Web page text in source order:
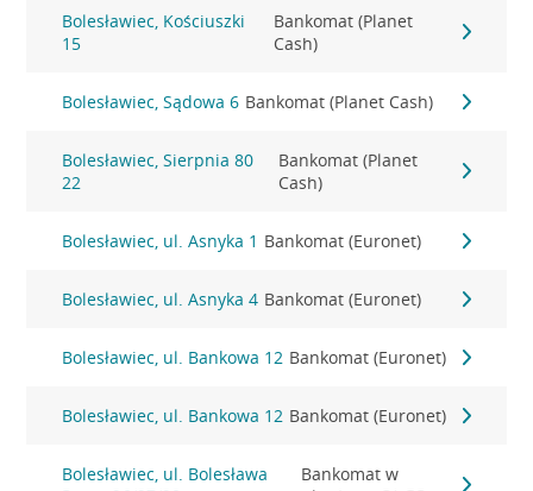
Bolesławiec, Kościuszki
15
Bankomat (Planet
Cash)
Bolesławiec, Sądowa 6 Bankomat (Planet Cash)
Bolesławiec, Sierpnia 80
22
Bankomat (Planet
Cash)
Bolesławiec, ul. Asnyka 1 Bankomat (Euronet)
Bolesławiec, ul. Asnyka 4 Bankomat (Euronet)
Bolesławiec, ul. Bankowa 12 Bankomat (Euronet)
Bolesławiec, ul. Bankowa 12 Bankomat (Euronet)
Bolesławiec, ul. Bolesława
Bankomat w